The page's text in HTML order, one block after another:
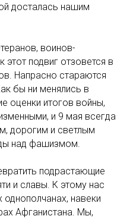
досталась нашим
воинов-
подвиг отзовется в
Напрасно стараются
бы ни менялись в
оценки итогов войны,
и 9 мая всегда
дорогим и светлым
над фашизмом.
подрастающие
и славы. К этому нас
навеки
Афганистана. Мы,